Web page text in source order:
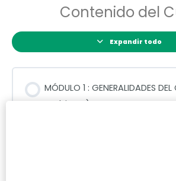
Contenido del
Expandir todo
MÓDULO 1 : GENERALIDADES
arabica L.), GENERALIDADES DE